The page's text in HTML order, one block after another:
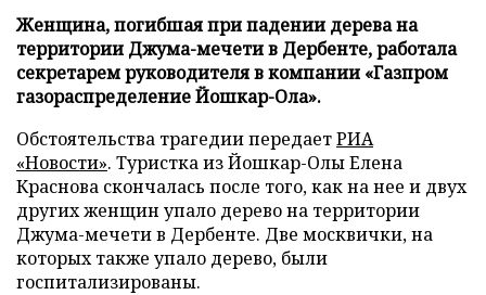
Женщина, погибшая при падении дерева на
территории Джума-мечети в Дербенте, работала
секретарем руководителя в компании «Газпром
газораспределение Йошкар-Ола».
Обстоятельства трагедии передаетРИА
«Новости». Туристка из Йошкар-Олы Елена
Краснова скончалась после того, как на нее и двух
других женщин упало дерево на территории
Джума-мечети в Дербенте. Две москвички, на
которых также упало дерево, были
госпитализированы.